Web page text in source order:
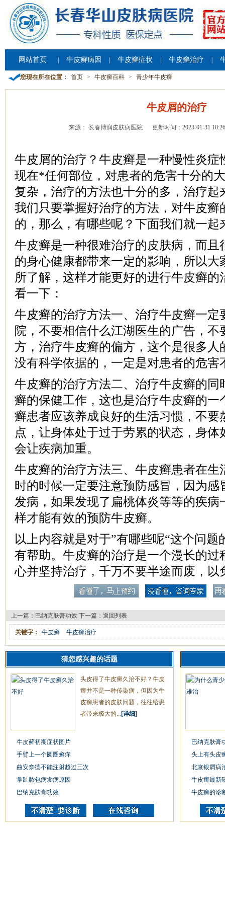
网站首页 牛皮癣病因 牛皮癣症状 牛皮癣治疗
您现在所在位置： 首页 > 牛皮癣百科 > 青少年牛皮癣
牛皮屑的治疗
来源： 长春博润皮肤病医院 更新时间：2023-01-31
牛皮屑的治疗？牛皮癣是一种慢性炎症
现在*任何部位，对患者的危害十分的
复杂，治疗的方法也十分的多，治疗起
我们只要掌握好治疗的方法，对牛皮癣
的，那么，有哪些呢？下面我们就一起
牛皮癣是一种很难治疗的皮肤病，而且
的身心健康都带来一定的影响，所以大
所了解，这样才能更好的进行牛皮癣的
看一下：
牛皮癣的治疗方法一、治疗牛皮癣一定
院，不要相信什么江湖医生的广告，不
方，治疗牛皮癣的偏方，这个是很多人
没有科学依据的，一定是对患者的危害
牛皮癣的治疗方法二、治疗牛皮癣的同
癣的保健工作，这也是治疗牛皮癣的一
癣患者应该养成良好的生活习惯，不要
点，让身体处于过于劳累的状态，身体
会让疾病加重。
牛皮癣的治疗方法三、牛皮癣患者在生
时的时候一定要注意预防感冒，因为感
发病，如果发现了扁桃体炎等等的疾病
样才能有效的预防牛皮癣。
以上内容就是对于”有哪些呢“这个问
有帮助。牛皮癣的治疗是一个漫长的过
心并坚持治疗，千万不要半途而废，以
上一篇： 巴纳克肤膏功效 下一篇： 返回列表
关键字： 牛皮癣 牛皮癣治疗
猜您感兴趣的话题
头皮得了牛皮癣久治不好？牛皮
癣并不是一种传染病，但因为牛
皮癣患者的皮肤问题，往往给患
者带来极大的... [详细]
牛皮藓初期症状图片
手臂上一个圆圈癣痒
曲安奈德不能注射超过三次
掌趾脓包病发病原因
巴纳克肤膏功效
巴纳克肤膏
头上有头皮
北京银屑病
牛皮癣最新
牛皮癣的诊